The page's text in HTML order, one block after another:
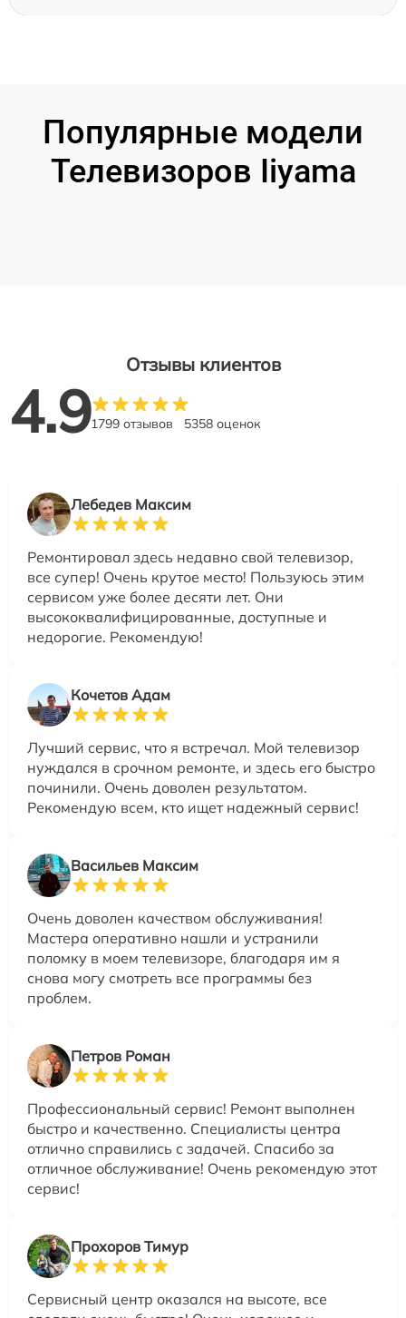
Популярные модели
Телевизоров Iiyama
Отзывы клиентов
4.91799 отзывов 5358 оценок
Лебедев Максим
Ремонтировал здесь недавно свой телевизор,
все супер! Очень крутое место! Пользуюсь этим
сервисом уже более десяти лет. Они
высококвалифицированные, доступные и
недорогие. Рекомендую!
Кочетов Адам
Лучший сервис, что я встречал. Мой телевизор
нуждался в срочном ремонте, и здесь его быстро
починили. Очень доволен результатом.
Рекомендую всем, кто ищет надежный сервис!
Васильев Максим
Очень доволен качеством обслуживания!
Мастера оперативно нашли и устранили
поломку в моем телевизоре, благодаря им я
снова могу смотреть все программы без
проблем.
Петров Роман
Профессиональный сервис! Ремонт выполнен
быстро и качественно. Специалисты центра
отлично справились с задачей. Спасибо за
отличное обслуживание! Очень рекомендую этот
сервис!
Прохоров Тимур
Сервисный центр оказался на высоте, все